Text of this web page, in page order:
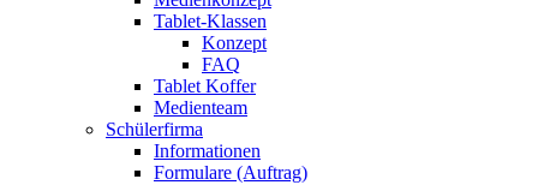
Tablet-Klassen
Konzept
FAQ
Tablet Koffer
Medienteam
Schülerfirma
Informationen
Formulare (Auftrag)